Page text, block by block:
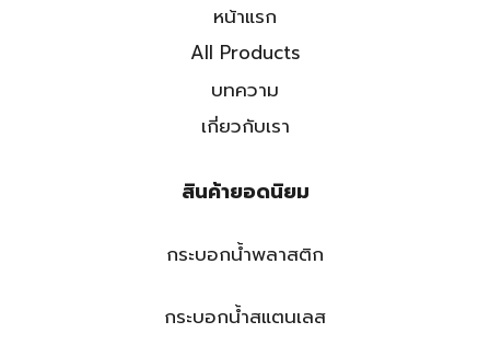
หน้าแรก
All Products
บทความ
เกี่ยวกับเรา
สินค้ายอดนิยม
กระบอกน้ำพลาสติก
กระบอกน้ำสแตนเลส